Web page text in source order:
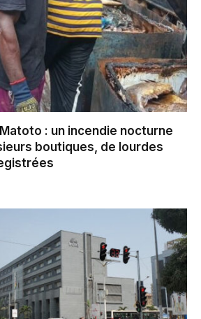
: un incendie nocturne
boutiques, de lourdes